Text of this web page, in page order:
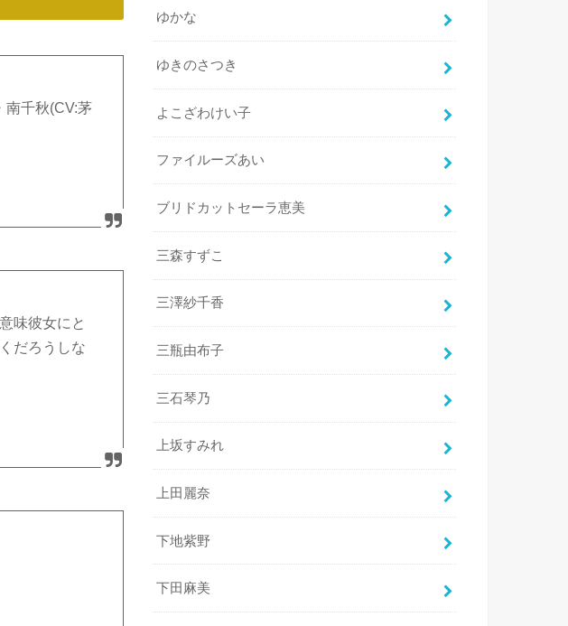
南千秋(CV:茅
味彼女にと
だろうしな
ゆかな
ゆきのさつき
よこざわけい子
ファイルーズあい
ブリドカットセーラ恵美
三森すずこ
三澤紗千香
三瓶由布子
三石琴乃
上坂すみれ
上田麗奈
下地紫野
下田麻美